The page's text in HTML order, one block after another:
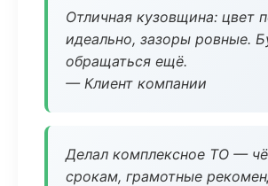
Отличная кузовщина: цвет
идеально, зазоры ровные.
обращаться ещё.
— Клиент компании
Делал комплексное ТО —
срокам, грамотные